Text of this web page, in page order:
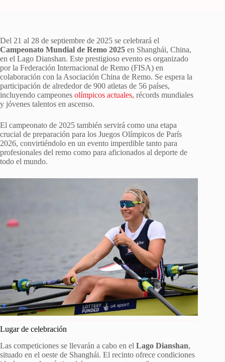
Del 21 al 28 de septiembre de 2025 se celebrará el
Campeonato Mundial de Remo 2025 en Shanghái, China,
en el Lago Dianshan. Este prestigioso evento es organizado
por la Federación Internacional de Remo (FISA) en
colaboración con la Asociación China de Remo. Se espera la
participación de alrededor de 900 atletas de 56 países,
incluyendo campeones olímpicos actuales, récords mundiales
y jóvenes talentos en ascenso.
El campeonato de 2025 también servirá como una etapa
crucial de preparación para los Juegos Olímpicos de París
2026, convirtiéndolo en un evento imperdible tanto para
profesionales del remo como para aficionados al deporte de
todo el mundo.
Lugar de celebración
Las competiciones se llevarán a cabo en el Lago Dianshan,
situado en el oeste de Shanghái. El recinto ofrece condiciones